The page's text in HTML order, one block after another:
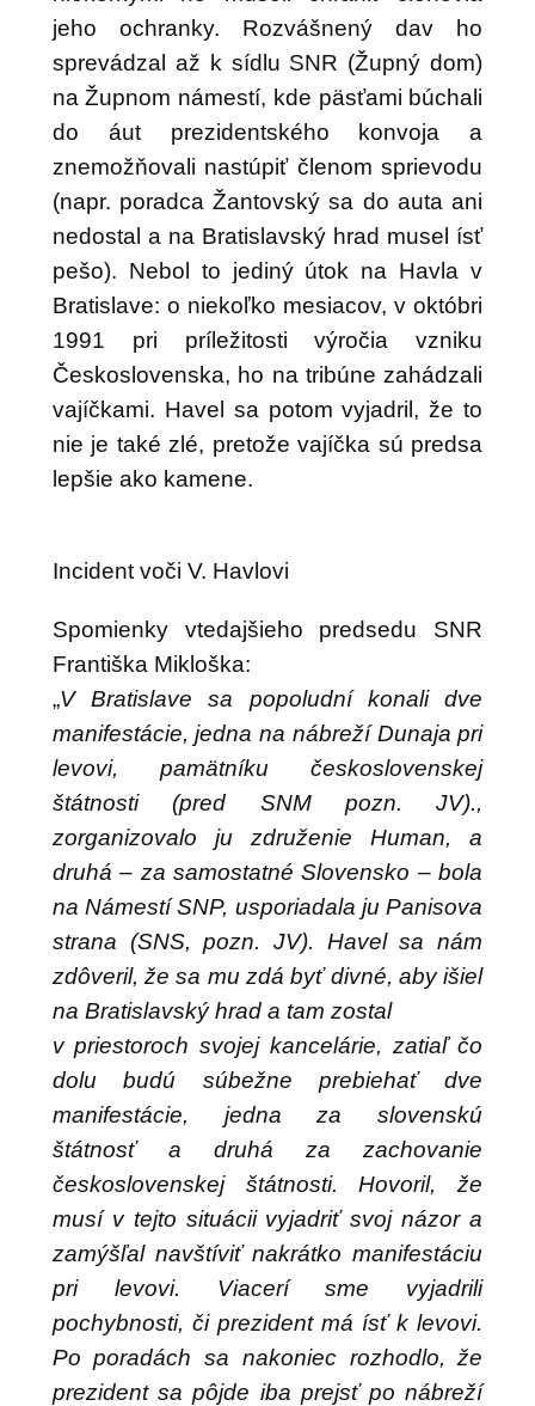
jeho ochranky. Rozvášnený dav ho
sprevádzal až k sídlu SNR (Župný dom)
na Župnom námestí, kde päsťami búchali
do áut prezidentského konvoja a
znemožňovali nastúpiť členom sprievodu
(napr. poradca Žantovský sa do auta ani
nedostal a na Bratislavský hrad musel ísť
pešo). Nebol to jediný útok na Havla v
Bratislave: o niekoľko mesiacov, v októbri
1991 pri príležitosti výročia vzniku
Československa, ho na tribúne zahádzali
vajíčkami. Havel sa potom vyjadril, že to
nie je také zlé, pretože vajíčka sú predsa
lepšie ako kamene.
Incident voči V. Havlovi
Spomienky vtedajšieho predsedu SNR
Františka Mikloška:
„V Bratislave sa popoludní konali dve
manifestácie, jedna na nábreží Dunaja pri
levovi, pamätníku československej
štátnosti (pred SNM pozn. JV).,
zorganizovalo ju združenie Human, a
druhá – za samostatné Slovensko – bola
na Námestí SNP, usporiadala ju Panisova
strana (SNS, pozn. JV). Havel sa nám
zdôveril, že sa mu zdá byť divné, aby išiel
na Bratislavský hrad a tam zostal
v priestoroch svojej kancelárie, zatiaľ čo
dolu budú súbežne prebiehať dve
manifestácie, jedna za slovenskú
štátnosť a druhá za zachovanie
československej štátnosti. Hovoril, že
musí v tejto situácii vyjadriť svoj názor a
zamýšľal navštíviť nakrátko manifestáciu
pri levovi. Viacerí sme vyjadrili
pochybnosti, či prezident má ísť k levovi.
Po poradách sa nakoniec rozhodlo, že
prezident sa pôjde iba prejsť po nábreží